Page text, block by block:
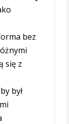
bez
się z
był